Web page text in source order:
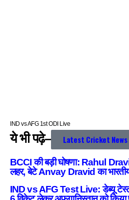
IND vs AFG 1st ODI Live
ये भी पढ़े– Latest Cricket News
BCCI की बड़ी घोषणा: Rahul
लहर, बेटे Anvay Dravid का
IND vs AFG Test Live: डेब्यू टेस्ट